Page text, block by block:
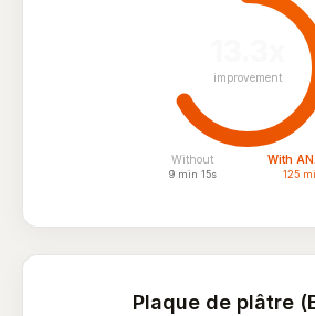
improvement
Without
9 min 15s
With
125
Plaque de plâtre